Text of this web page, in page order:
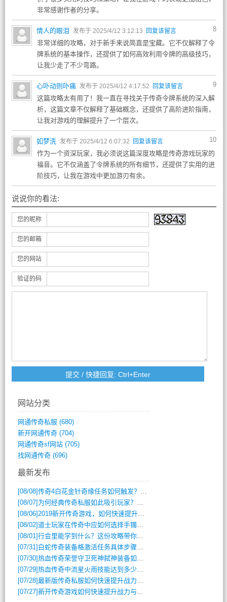
非常感谢作者的分享。
8
情人的眼泪 发布于 2025/4/12 3:12:13 回复该留言
非常详细的攻略，对于新手来说简直是宝藏。它不仅解释了令
牌系统的基本操作，还提供了如何高效利用令牌的高级技巧，
让我少走了不少弯路。
9
心卟动则卟痛 发布于 2025/4/12 4:17:52 回复该留言
这篇攻略太有用了！我一直在寻找关于传奇令牌系统的深入解
析，这篇文章不仅解释了基础概念，还提供了高阶进阶指南，
让我对游戏的理解提升了一个层次。
10
如梦洗 发布于 2025/4/12 6:07:32 回复该留言
作为一个资深玩家，我必须说这篇深度攻略是传奇游戏玩家的
福音。它不仅涵盖了令牌系统的所有细节，还提供了实用的进
阶技巧，让我在游戏中更加游刃有余。
说说你的看法:
您的昵称
您的邮箱
您的网站
验证的码
网站分类
网通传奇私服 (680)
新开网通传奇(704)
网通传奇sf网站(705)
找网通传奇(696)
最新发布
[08/08]传奇4白花金针奇缘任务如何触发？完整攻略解析
[08/07] 为何经典传奇私服如此吸引玩家？深度攻略解析
[08/06]2019新开传奇游戏，如何快速提升角色等级？
[08/02]道士玩家在传奇中应如何选择手镯装备？
[08/01]行会里能学到什么？这份攻略带你全掌握
[07/31] 白蛇传奇装备格激活任务具体步骤是什么？如何完成？
[07/30]热血传奇荣誉守卫死神弑神装备如何获取与佩戴攻略？
[07/29]热血传奇中流星火雨技能达到多少级可以开始练装备？
[07/28]最新版传奇私服如何快速提升战力与获取稀有装备？
[07/27]新开传奇游戏如何快速提升战力与获取稀有装备？